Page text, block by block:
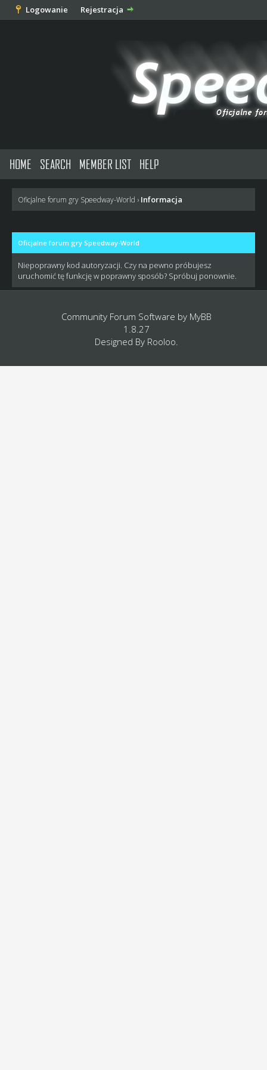
Logowanie Rejestracja
HOME SEARCH MEMBER LIST HELP
Oficjalne forum gry Speedway-World › Informacja
Oficjalne forum gry Speedway-World
Niepoprawny kod autoryzacji. Czy na pewno próbujesz
uruchomić tę funkcję w poprawny sposób? Spróbuj ponownie.
Community Forum Software by MyBB
1.8.27
Designed By Rooloo.